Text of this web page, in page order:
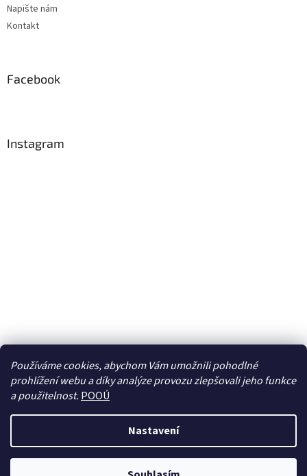
Používáme cookies, abychom Vám umožnili pohodlné
prohlížení webu a díky analýze provozu zlepšovali jeho funkce
a použitelnost. POOÚ
Nastavení
Napište nám
Kontakt
Facebook
Instagram
Sledovat na Instagramu
Vytvořil Shoptet